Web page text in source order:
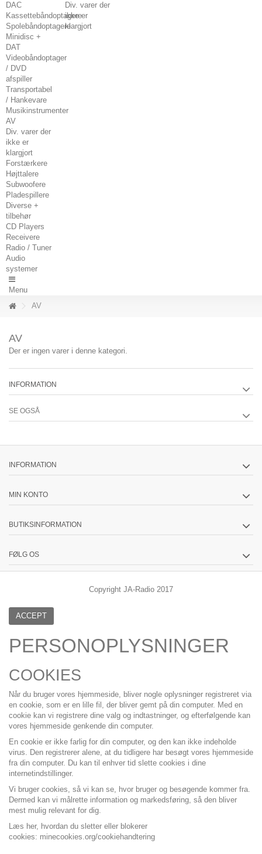
DAC
Kassettebåndoptagere
Spolebåndoptagere
Minidisc +
DAT
Videobåndoptager
/ DVD
afspiller
Transportabel
/ Hankevare
Musikinstrumenter
AV
Div. varer der
ikke er
klargjort
Forstærkere
Højttalere
Subwoofere
Pladespillere
Diverse +
tilbehør
CD Players
Receivere
Radio / Tuner
Audio
systemer
Div. varer der
ikke er
klargjort
Menu
AV
AV
Der er ingen varer i denne kategori.
INFORMATION
SE OGSÅ
INFORMATION
MIN KONTO
BUTIKSINFORMATION
FØLG OS
Copyright JA-Radio 2017
ACCEPT
PERSONOPLYSNINGER
COOKIES
Når du bruger vores hjemmeside, bliver nogle oplysninger registreret via
en cookie, som er en lille fil, der bliver gemt på din computer. Med en
cookie kan vi registrere dine valg og indtastninger, og efterfølgende kan
vores hjemmeside genkende din computer.
En cookie er ikke farlig for din computer, og den kan ikke indeholde
virus. Den registrerer alene, at du tidligere har besøgt vores hjemmeside
fra din computer. Du kan til enhver tid slette cookies i dine
internetindstillinger.
Vi bruger cookies, så vi kan se, hvor bruger og besøgende kommer fra.
Dermed kan vi målrette information og markedsføring, så den bliver
mest mulig relevant for dig.
Læs her, hvordan du sletter eller blokerer
cookies: minecookies.org/cookiehandtering